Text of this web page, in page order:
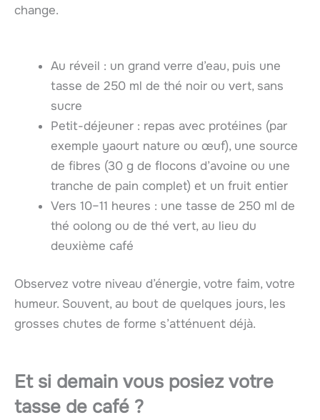
change.
Au réveil : un grand verre d’eau, puis une
tasse de 250 ml de thé noir ou vert, sans
sucre
Petit-déjeuner : repas avec protéines (par
exemple yaourt nature ou œuf), une source
de fibres (30 g de flocons d’avoine ou une
tranche de pain complet) et un fruit entier
Vers 10–11 heures : une tasse de 250 ml de
thé oolong ou de thé vert, au lieu du
deuxième café
Observez votre niveau d’énergie, votre faim, votre
humeur. Souvent, au bout de quelques jours, les
grosses chutes de forme s’atténuent déjà.
Et si demain vous posiez votre
tasse de café ?